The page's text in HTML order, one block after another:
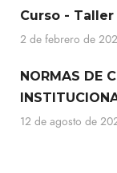
Curso -
2 de febrero de
NORMAS DE
12 de agosto de